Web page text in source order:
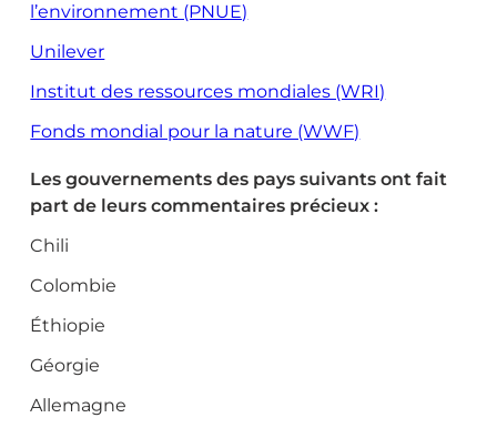
l’environnement (PNUE)
Unilever
Institut des ressources mondiales (WRI)
Fonds mondial pour la nature (WWF)
Les gouvernements des pays suivants ont fait
part de leurs commentaires précieux :
Chili
Colombie
Éthiopie
Géorgie
Allemagne